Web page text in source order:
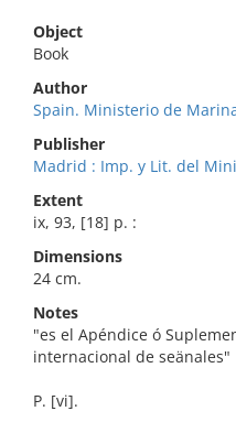
Object
Book
Author
Spain. Ministerio de
Publisher
Madrid : Imp. y Lit. del
Extent
ix, 93, [18] p. :
Dimensions
24 cm.
Notes
"es el Apéndice ó
internacional de seänales"
P. [vi].